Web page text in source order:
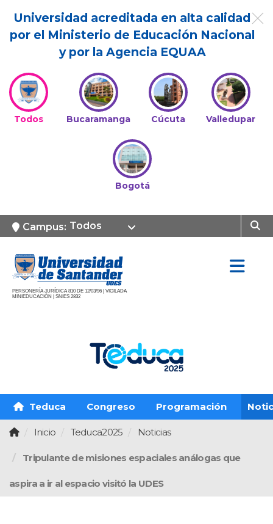
Universidad acreditada en alta calidad
por el Ministerio de Educación Nacional
y por la Agencia EQUAA
Todos Bucaramanga Cúcuta Valledupar
Bogotá
Campus: Todos
PERSONERÍA JURÍDICA 810 DE 12/03/96 | VIGILADA
MINIEDUCACIÓN | SNIES 2832
Teduca Congreso Programación
Inicio Teduca2025 Noticias
Tripulante de misiones espaciales análogas que
aspira a ir al espacio visitó la UDES